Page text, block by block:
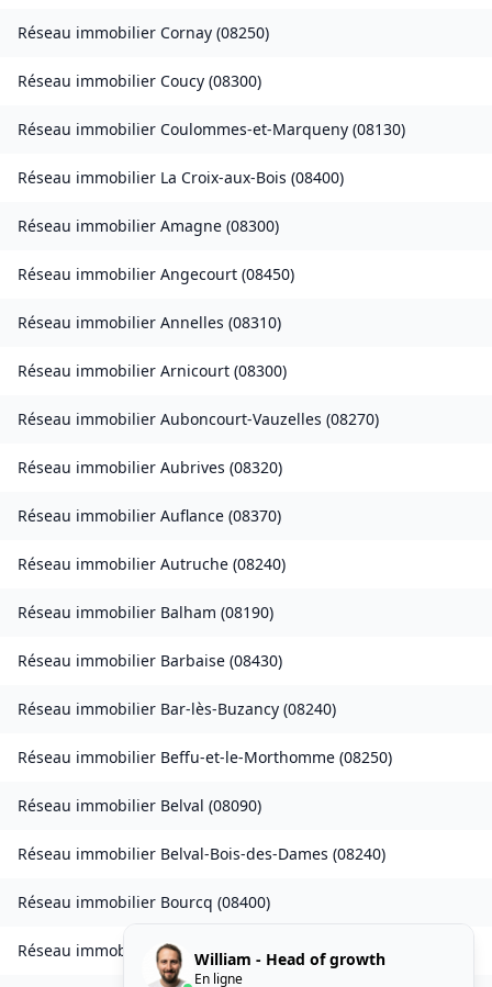
Réseau immobilier Cornay (08250)
Réseau immobilier Coucy (08300)
Réseau immobilier Coulommes-et-Marqueny (08130)
Réseau immobilier La Croix-aux-Bois (08400)
Réseau immobilier Amagne (08300)
Réseau immobilier Angecourt (08450)
Réseau immobilier Annelles (08310)
Réseau immobilier Arnicourt (08300)
Réseau immobilier Auboncourt-Vauzelles (08270)
Réseau immobilier Aubrives (08320)
Réseau immobilier Auflance (08370)
Réseau immobilier Autruche (08240)
Réseau immobilier Balham (08190)
Réseau immobilier Barbaise (08430)
Réseau immobilier Bar-lès-Buzancy (08240)
Réseau immobilier Beffu-et-le-Morthomme (08250)
Réseau immobilier Belval (08090)
Réseau immobilier Belval-Bois-des-Dames (08240)
Réseau immobilier Bourcq (08400)
Réseau immobilierBogny-sur-Meuse 08120
William - Head of growth
En ligne